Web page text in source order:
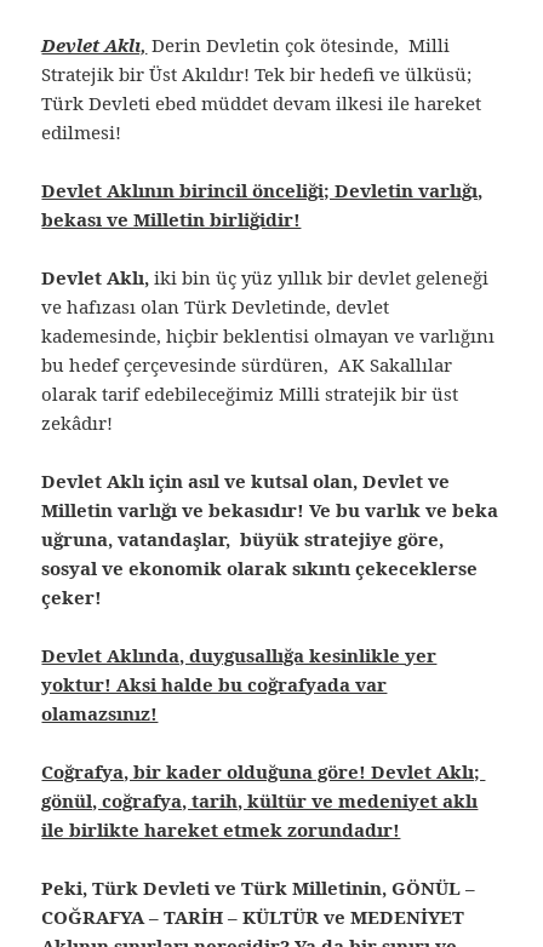
Devlet Aklı, Derin Devletin çok ötesinde, Milli
Stratejik bir Üst Akıldır! Tek bir hedefi ve ülküsü;
Türk Devleti ebed müddet devam ilkesi ile hareket
edilmesi!
Devlet Aklının birincil önceliği; Devletin varlığı,
bekası ve Milletin birliğidir!
Devlet Aklı, iki bin üç yüz yıllık bir devlet geleneği
ve hafızası olan Türk Devletinde, devlet
kademesinde, hiçbir beklentisi olmayan ve varlığını
bu hedef çerçevesinde sürdüren, AK Sakallılar
olarak tarif edebileceğimiz Milli stratejik bir üst
zekâdır!
Devlet Aklı için asıl ve kutsal olan, Devlet ve
Milletin varlığı ve bekasıdır! Ve bu varlık ve beka
uğruna, vatandaşlar, büyük stratejiye göre,
sosyal ve ekonomik olarak sıkıntı çekeceklerse
çeker!
Devlet Aklında, duygusallığa kesinlikle yer
yoktur! Aksi halde bu coğrafyada var
olamazsınız!
Coğrafya, bir kader olduğuna göre! Devlet Aklı;
gönül, coğrafya, tarih, kültür ve medeniyet aklı
ile birlikte hareket etmek zorundadır!
Peki, Türk Devleti ve Türk Milletinin, GÖNÜL –
COĞRAFYA – TARİH – KÜLTÜR ve MEDENİYET